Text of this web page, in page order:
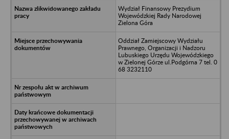
Wydział Finansowy Prezydium
Wojewódzkiej Rady Narodowej
Zielona Góra
Oddział Zamiejscowy Wydziału
Prawnego, Organizacji i Nadzoru
Lubuskiego Urzędu Wojewódzkiego
w Zielonej Górze ul.Podgórna 7 tel. 0
68 3232110